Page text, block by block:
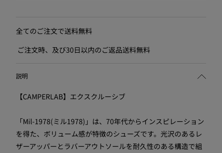
全てのご注文で送料無料
ご注文時、及び30日以内のご返品送料無料
説明
【CAMPERLAB】エクスクルーシブ
「Mil-1978(ミル1978)」は、70年代からインスピレーション
を得た、ボリューム感が特徴のシューズです。光沢のあるレ
ザーアッパーとラバーアウトソールを耐久性のある構造で組